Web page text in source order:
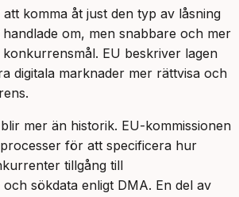
komma åt just den typ av låsning
om, men snabbare och mer
EU beskriver lagen
digitala marknader mer rättvisa och
mer än historik. EU-kommissionen
för att specificera hur
tillgång till
sökdata enligt DMA. En del av